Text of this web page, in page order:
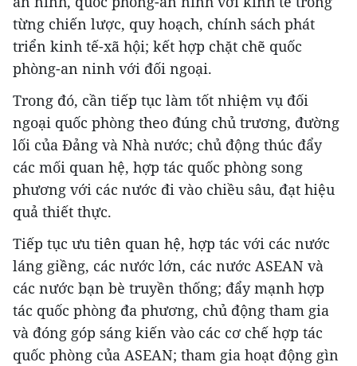
từng chiến lược, quy hoạch, chính sách phát
triển kinh tế-xã hội; kết hợp chặt chẽ quốc
phòng-an ninh với đối ngoại.
Trong đó, cần tiếp tục làm tốt nhiệm vụ đối
ngoại quốc phòng theo đúng chủ trương, đường
lối của Đảng và Nhà nước; chủ động thúc đẩy
các mối quan hệ, hợp tác quốc phòng song
phương với các nước đi vào chiều sâu, đạt hiệu
quả thiết thực.
Tiếp tục ưu tiên quan hệ, hợp tác với các nước
láng giềng, các nước lớn, các nước ASEAN và
các nước bạn bè truyền thống; đẩy mạnh hợp
tác quốc phòng đa phương, chủ động tham gia
và đóng góp sáng kiến vào các cơ chế hợp tác
quốc phòng của ASEAN; tham gia hoạt động gìn